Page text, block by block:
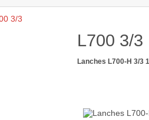
3/3
L700 3/3
Lanches L700-H 3/3